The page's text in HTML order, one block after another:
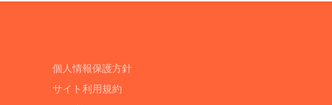
個人情報保護方針
サイト利用規約